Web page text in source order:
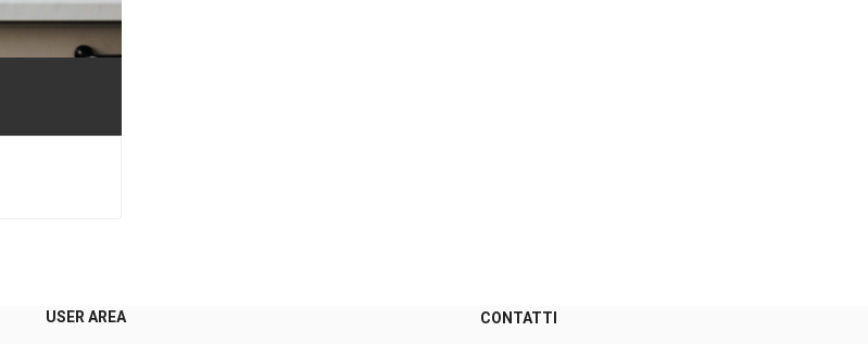
USER AREA CONTATTI